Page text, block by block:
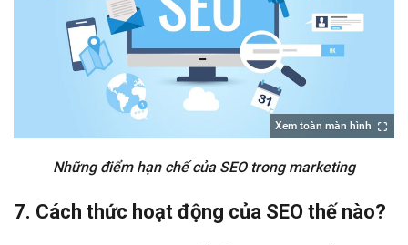
Xem toàn màn hình
Những điểm hạn chế của SEO trong marketing
7. Cách thức hoạt động của SEO thế nào?